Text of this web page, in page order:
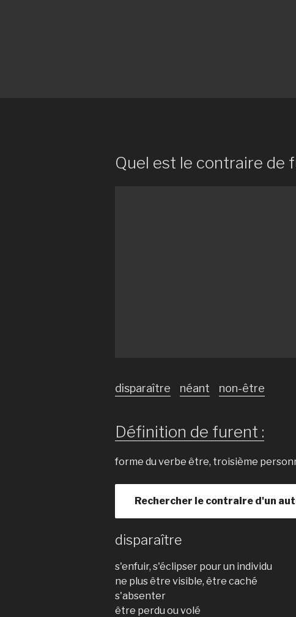
Quel est le contraire de
disparaître néant non-être
Définition de furent :
forme du verbe être, troisième
Rechercher le contraire d'un
disparaître
s'enfuir, s'éclipser pour un individu
ne plus être visible, être caché
s'absenter
être perdu ou volé